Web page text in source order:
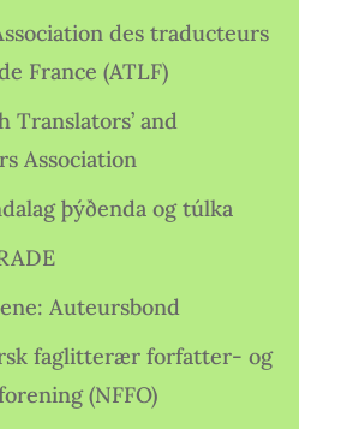
des traducteurs
France (ATLF)
Translators’ and
Association
þýðenda og túlka
Auteursbond
faglitterær forfatter- og
(NFFO)